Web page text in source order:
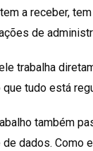
a receber,
de
trabalha
que tudo está
também
de dados. Como